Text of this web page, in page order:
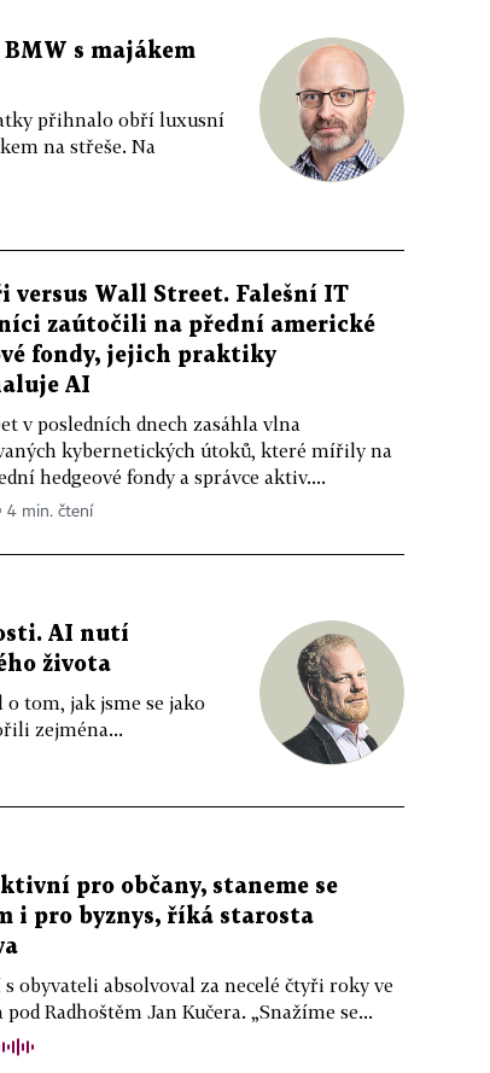
s majákem
přihnalo obří luxusní
na střeše. Na
versus Wall Street. Falešní IT
zaútočili na přední americké
fondy, jejich praktiky
AI
v posledních dnech zasáhla vlna
kybernetických útoků, které mířily na
hedgeové fondy a správce aktiv....
4 min. čtení
AI nutí
života
tom, jak jsme se jako
zejména...
pro občany, staneme se
i pro byznys, říká starosta
obyvateli absolvoval za necelé čtyři roky ve
Radhoštěm Jan Kučera. „Snažíme se...